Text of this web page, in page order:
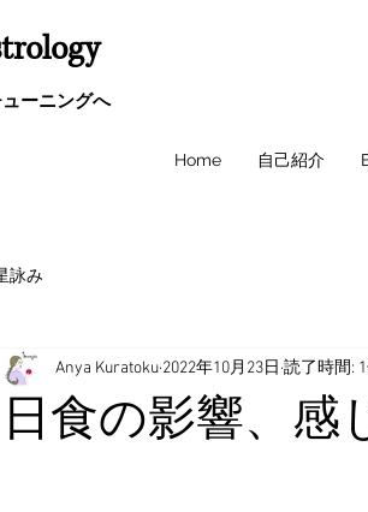
ーニングへ
Home 自己紹介
詠み
日食の影響、感
Anya Kuratoku 2022年10月23日 読了時間: